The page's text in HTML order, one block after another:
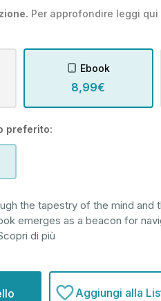
Per approfondire leggi qui
Ebook
8,99€
preferito:
the tapestry of the mind and
emerges as a beacon for
di più
Aggiungi alla